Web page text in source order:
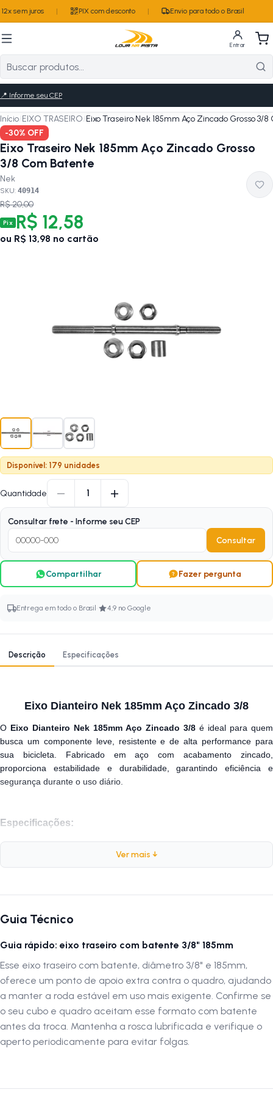
sem juros PIX com desconto Envio para todo o Brasil
Entrar
📍 Informe seu CEP
Início/EIXO TRASEIRO/Eixo Traseiro Nek 185mm Aço Zincado Grosso 3/
-30% OFF
Eixo Traseiro Nek 185mm Aço Zincado Grosso
3/8 Com Batente
Nek
SKU: 40914
R$ 20,00
Pix R$ 12,58
ou R$ 13,98 no cartão
Disponível: 179 unidades
Quantidade − 1 +
Consultar frete - Informe seu CEP
Consultar
Compartilhar Fazer pergunta
Entrega em todo o Brasil · 4,9 no Google
Descrição Especificações
Eixo Dianteiro Nek 185mm Aço Zincado 3/8
O Eixo Dianteiro Nek 185mm Aço Zincado 3/8 é ideal para quem
busca um componente leve, resistente e de alta performance para
sua bicicleta. Fabricado em aço com acabamento zincado,
proporciona estabilidade e durabilidade, garantindo eficiência e
segurança durante o uso diário.
Especificações:
Marca:Nek
Acabamento:Zincado
Por que comprar este eixo?
O Eixo Dianteiro Nek 185mm Aço Zincado 3/8 oferece resistência e
durabilidade, garantindo desempenho seguro e eficiente para sua
bicicleta. O acabamento zincado protege contra corrosão, enquanto a
fabricação em aço proporciona confiabilidade em cada pedalada.
Ver mais ↓
Guia Técnico
Guia rápido: eixo traseiro com batente 3/8" 185mm
Esse eixo traseiro com batente, diâmetro 3/8" e 185mm,
oferece um ponto de apoio extra contra o quadro, ajudando
a manter a roda estável em uso mais exigente. Confirme se
o seu cubo e quadro aceitam esse formato com batente
antes da troca. Mantenha a rosca lubrificada e verifique o
aperto periodicamente para evitar folgas.